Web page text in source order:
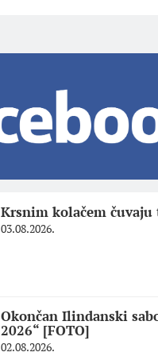
Krsnim kolačem
03.08.2026.
Okončan Ilindanski
2026“ [FOTO]
02.08.2026.